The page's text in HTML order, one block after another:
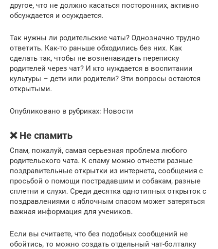
другое, что не должно касаться посторонних, активно
обсуждается и осуждается.
Так нужны ли родительские чаты? Однозначно трудно
ответить. Как-то раньше обходились без них. Как
сделать так, чтобы не возненавидеть переписку
родителей через чат? И кто нуждается в воспитании
культуры – дети или родители? Эти вопросы остаются
открытыми.
Опубликовано в рубриках: Новости
❌ Не спамить
Спам, пожалуй, самая серьезная проблема любого
родительского чата. К спаму можно отнести разные
поздравительные открытки из интернета, сообщения с
просьбой о помощи пострадавшим и собакам, разные
сплетни и слухи. Среди десятка однотипных открыток с
поздравлениями с яблочным спасом может затеряться
важная информация для учеников.
Если вы считаете, что без подобных сообщений не
обойтись, то можно создать отдельный чат-болталку